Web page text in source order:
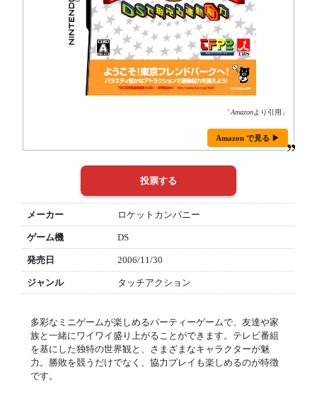
「Amazonより引用」
Amazon で見る ▶
メーカー ロケットカンパニー
ゲーム機 DS
発売日 2006/11/30
ジャンル タッチアクション
多彩なミニゲームが楽しめるパーティーゲームで、友達や家
族と一緒にワイワイ盛り上がることができます。テレビ番組
を基にした独特の世界観と、さまざまなキャラクターが魅
力。勝敗を競うだけでなく、協力プレイも楽しめるのが特徴
です。